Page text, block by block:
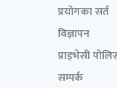
प्रयोगका सर्त
विज्ञापन
प्राइभेसी
सम्पर्क